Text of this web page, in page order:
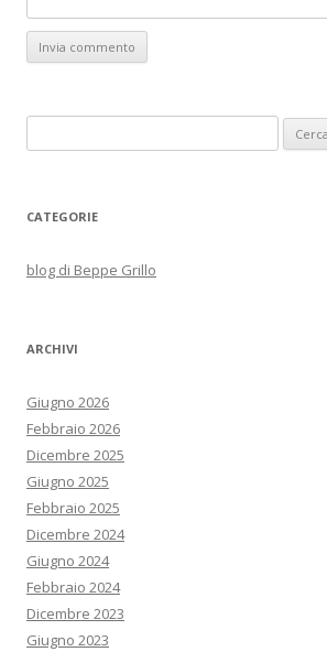
per:
CATEGORIE
blog di Beppe Grillo
ARCHIVI
Giugno 2026
Febbraio 2026
Dicembre 2025
Giugno 2025
Febbraio 2025
Dicembre 2024
Giugno 2024
Febbraio 2024
Dicembre 2023
Giugno 2023